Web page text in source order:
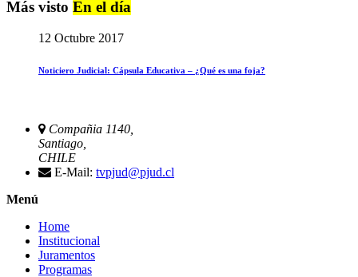
Más visto En el día
12 Octubre 2017
Noticiero Judicial: Cápsula Educativa – ¿Qué es una foja?
Compañia 1140,
Santiago,
CHILE
E-Mail: tvpjud@pjud.cl
Menú
Home
Institucional
Juramentos
Programas